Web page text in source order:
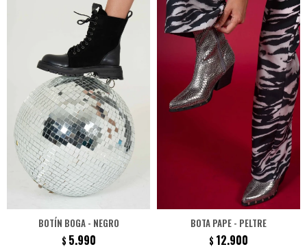
BOTÍN BOGA - NEGRO
$ 5.990
BOTA PAPE - PELTRE
$ 12.900